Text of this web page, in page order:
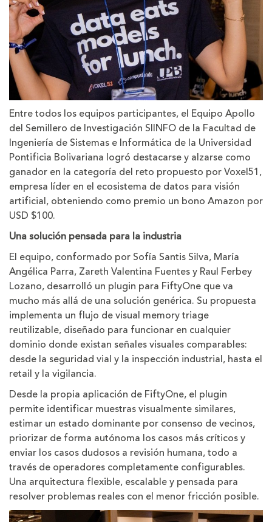
Entre todos los equipos participantes, el Equipo Apollo
del Semillero de Investigación SIINFO de la Facultad de
Ingeniería de Sistemas e Informática de la Universidad
Pontificia Bolivariana logró destacarse y alzarse como
ganador en la categoría del reto propuesto por Voxel51,
empresa líder en el ecosistema de datos para visión
artificial, obteniendo como premio un bono Amazon por
USD $100.
Una solución pensada para la industria
El equipo, conformado por Sofía Santis Silva, María
Angélica Parra, Zareth Valentina Fuentes y Raul Ferbey
Lozano, desarrolló un plugin para FiftyOne que va
mucho más allá de una solución genérica. Su propuesta
implementa un flujo de visual memory triage
reutilizable, diseñado para funcionar en cualquier
dominio donde existan señales visuales comparables:
desde la seguridad vial y la inspección industrial, hasta el
retail y la vigilancia.
Desde la propia aplicación de FiftyOne, el plugin
permite identificar muestras visualmente similares,
estimar un estado dominante por consenso de vecinos,
priorizar de forma autónoma los casos más críticos y
enviar los casos dudosos a revisión humana, todo a
través de operadores completamente configurables.
Una arquitectura flexible, escalable y pensada para
resolver problemas reales con el menor fricción posible.